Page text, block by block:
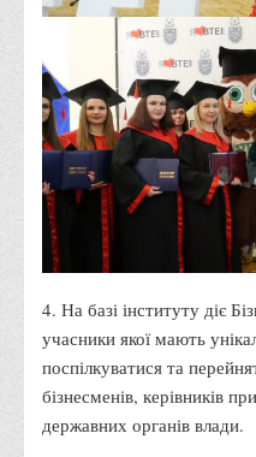
З організації виховної
студентів
Технічних засобів
Редакційно-видавничий
Центри
Розвитку кар’єри
Ресурсний центр зі
розвитку
Грантових проєктів
Грантові проєкти
Підтримки технологій та
4. На базі інституту діє
учасники якої мають
поспілкуватися та
бізнесменів, керівників
державних органів влади.